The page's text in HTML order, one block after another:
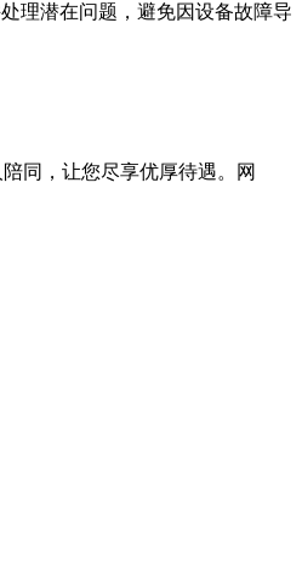
理潜在问题，避免因设备故障导
同，让您尽享优厚待遇。网